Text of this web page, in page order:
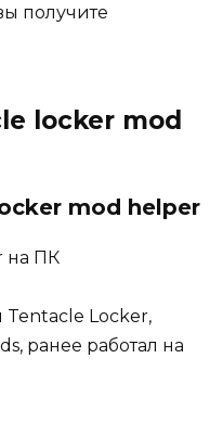
получите
locker mod
mod helper
на ПК
Locker,
ранее работал на